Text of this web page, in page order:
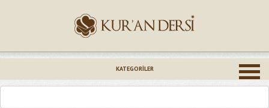
KATEGORILER